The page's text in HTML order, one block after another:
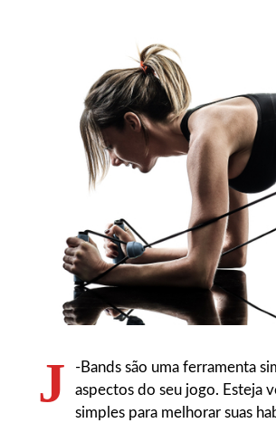
J
-Bands são uma ferramenta
aspectos do seu jogo. Esteja
simples para melhorar suas